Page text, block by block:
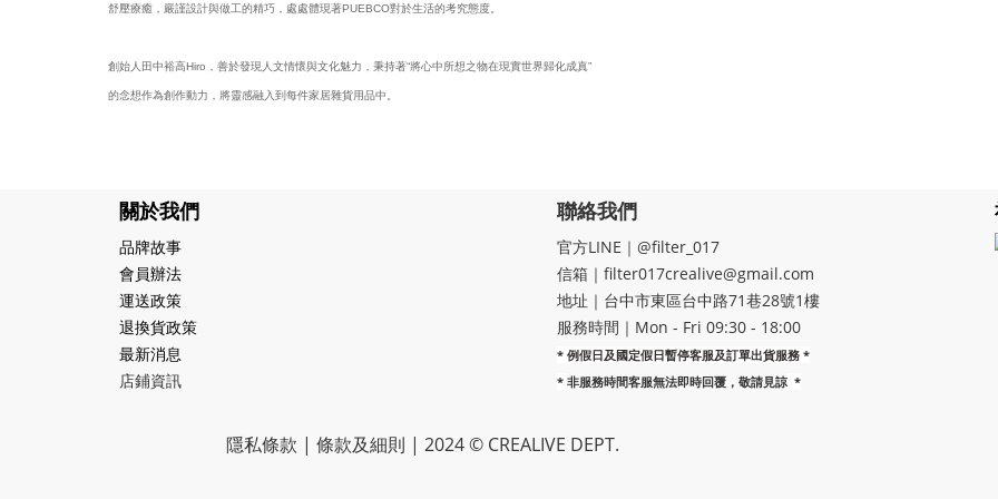
舒壓療癒，嚴謹設計與做工的精巧，處處體現著PUEBCO對於生活的考究態度。
創始人田中裕高Hiro，善於發現人文情懷與文化魅力，秉持著“將心中所想之物在現實世界歸化成真”
的念想作為創作動力，將靈感融入到每件家居雜貨用品中。
關於我們
品牌故事
會員辦法
運送政策
退換貨政策
最新消息
店鋪資訊
聯絡我們
官方LINE｜@filter_017
信箱｜filter017crealive@gmail.com
地址｜​台中市東區台中路71巷28號1樓
服務時間｜Mon - Fri 09:30 - 18:00
* 例假日及國定假日暫停客服及訂單出貨服務 *
* 非服務時間客服無法即時回覆，敬請見諒 *
隱私條款 | 條款及細則 | 2024 © CREALIVE DEPT.